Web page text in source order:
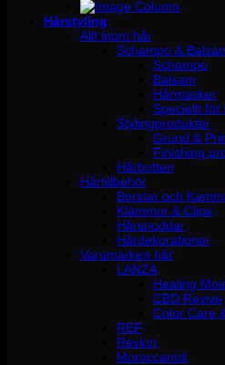
Hårstyling
Allt inom hår
Schampo &
Schampo
Balsam
Hårmasker
Speciellt för
Stylingprodukter
Grund &
Finishing
Hårbotten
Hårtillbehör
Borstar och
Klämmor & Clips
Hårsnoddar
Hårdekorationer
Varumärken hår
LANZA
Healing
CBD Revive
Color Care
REF
Revlon
Moroccanoil